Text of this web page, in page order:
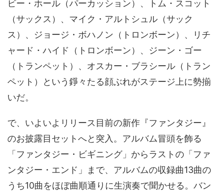
ビー・ホール（パーカッション）、トム・スコット
（サックス）、マイク・アルトシュル（サック
ス）、ジョージ・ボハノン（トロンボーン）、リチ
ャード・ハイド（トロンボーン）、ジーン・ゴー
（トランペット）、オスカー・ブラシール（トラン
ペット）という錚々たる顔ぶれがステージ上に勢揃
いだ。
で、いよいよリリース目前の新作『ファンタジー』
のお披露目セットへと突入。アルバム冒頭を飾る
「ファンタジー・ビギニング」からラストの「ファ
ンタジー・エンド」まで、アルバムの収録曲13曲の
うち10曲をほぼ曲順通りに生演奏で聞かせる。バン